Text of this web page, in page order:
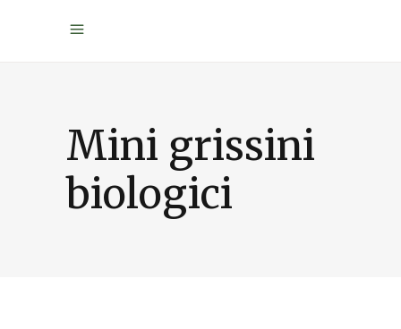
Mini grissini
biologici